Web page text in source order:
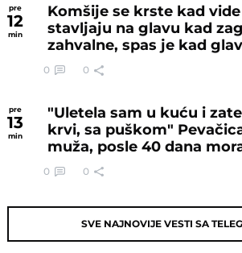
pre
12
min
Komšije se krste kad
stavljaju na glavu kad
zahvalne, spas je kad
0 0
pre
13
min
"Uletela sam u kuću i
krvi, sa puškom"
muža, posle 40 dana
0 0
SVE NAJNOVIJE VESTI SA